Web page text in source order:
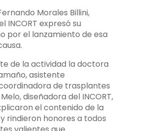
Morales Billini,
INCORT expresó su
por el lanzamiento de esa
de la actividad la doctora
asistente
de trasplantes
diseñadora del INCORT,
el contenido de la
rindieron honores a todos